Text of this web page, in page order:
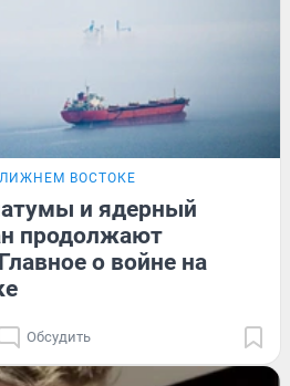
ВОСТОКЕ
и ядерный
продолжают
о войне на
Обсудить